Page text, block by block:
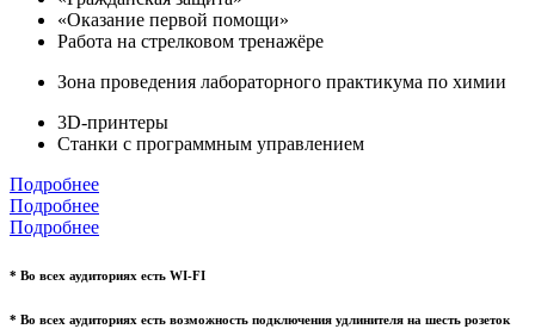
«Оказание первой помощи»
Работа на стрелковом тренажёре
Зона проведения лабораторного практикума по химии
3D-принтеры
Станки с программным управлением
Подробнее
Подробнее
Подробнее
* Во всех аудиториях есть WI-FI
* Во всех аудиториях есть возможность подключения удлинителя на шесть розеток